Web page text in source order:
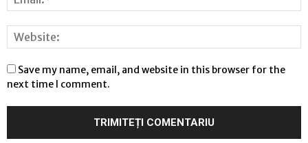
Save my name, email, and website in this browser for the
next time I comment.